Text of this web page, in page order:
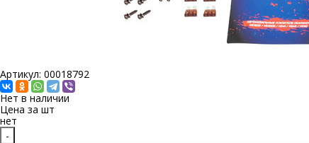
Артикул: 00018792
Нет в наличии
Цена за шт
нет
-